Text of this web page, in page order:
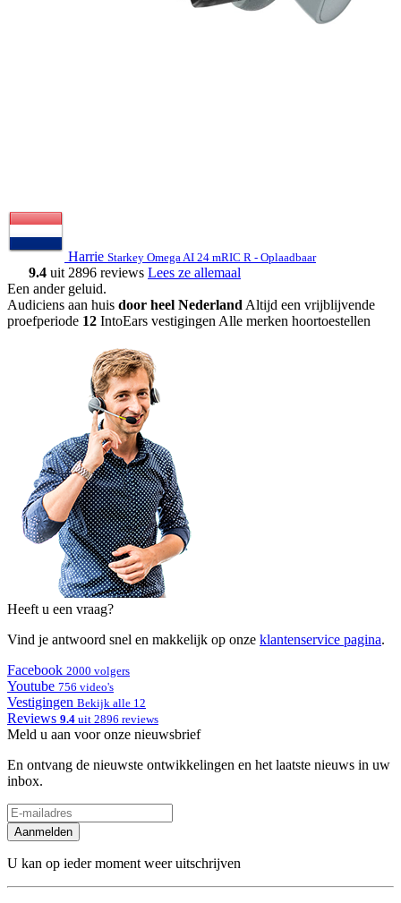
Harrie Starkey Omega AI 24 mRIC R - Oplaadbaar
9.4 uit 2896 reviews Lees ze allemaal
Een ander geluid.
Audiciens aan huis door heel Nederland Altijd een vrijblijvende
proefperiode 12 IntoEars vestigingen Alle merken hoortoestellen
Heeft u een vraag?
Vind je antwoord snel en makkelijk op onze klantenservice pagina.
Facebook 2000 volgers
Youtube 756 video's
Vestigingen Bekijk alle 12
Reviews 9.4 uit 2896 reviews
Meld u aan voor onze nieuwsbrief
En ontvang de nieuwste ontwikkelingen en het laatste nieuws in uw
inbox.
Aanmelden
U kan op ieder moment weer uitschrijven